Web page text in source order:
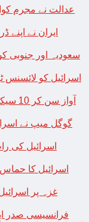
ایران نے
سعودیہ اور جنوبی
اسرائیل کو لائسنس
گوگل میپ نے
اسرائیل کا
فرانسیسی صدر